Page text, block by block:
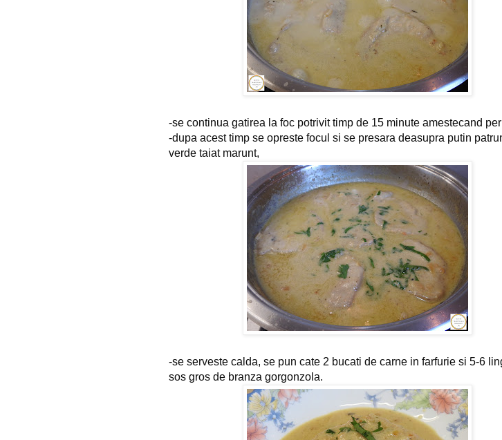
-se continua gatirea la foc potrivit timp de 15 minute amestecand
-dupa acest timp se opreste focul si se presara deasupra putin
verde taiat marunt,
-se serveste calda, se pun cate 2 bucati de carne in farfurie si 5-6
sos gros de branza gorgonzola.